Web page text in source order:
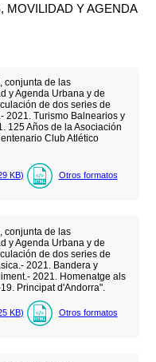
MOVILIDAD Y AGENDA
conjunta de las
y Agenda Urbana y de
de dos series de
2021. Turismo Balnearios y
125 Años de la Asociación
Club Atlético
KB) Otros formatos
conjunta de las
y Agenda Urbana y de
de dos series de
2021. Bandera y
2021. Homenatge als
Principat d'Andorra".
KB) Otros formatos